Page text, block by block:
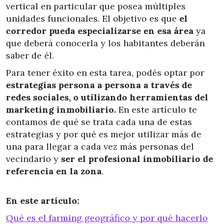
vertical en particular que posea múltiples
unidades funcionales. El objetivo es que el
corredor pueda especializarse en esa área ya
que deberá conocerla y los habitantes deberán
saber de él.
Para tener éxito en esta tarea, podés optar por
estrategias persona a persona a través de
redes sociales, o utilizando herramientas del
marketing inmobiliario. En este artículo te
contamos de qué se trata cada una de estas
estrategias y por qué es mejor utilizar más de
una para llegar a cada vez más personas del
vecindario y ser el profesional inmobiliario de
referencia en la zona.
En este artículo:
Qué es el farming geográfico y por qué hacerlo